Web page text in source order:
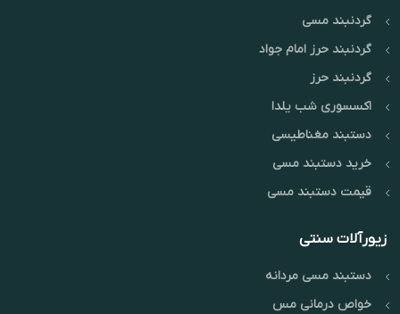
گردنبند مسی
گردنبند حرز امام جواد
گردنبند حرز
اکسسوری شب یلدا
دستبند مغناطیسی
خرید دستبند مسی
قیمت دستبند مسی
زیورآلات سنتی
دستبند مسی مردانه
خواص درمانی مس